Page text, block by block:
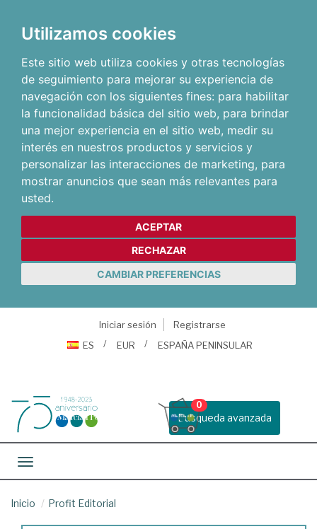
Utilizamos cookies
Este sitio web utiliza cookies y otras tecnologías
de seguimiento para mejorar su experiencia de
navegación con los siguientes fines: para habilitar
la funcionalidad básica del sitio web, para brindar
una mejor experiencia en el sitio web, medir su
interés en nuestros productos y servicios y
personalizar las interacciones de marketing, para
mostrar anuncios que sean más relevantes para
usted.
ACEPTAR
RECHAZAR
CAMBIAR PREFERENCIAS
Iniciar sesión
Registrarse
ES
EUR ESPAÑA PENINSULAR
Busqueda avanzada
0
Toggle navigation
Inicio Profit Editorial